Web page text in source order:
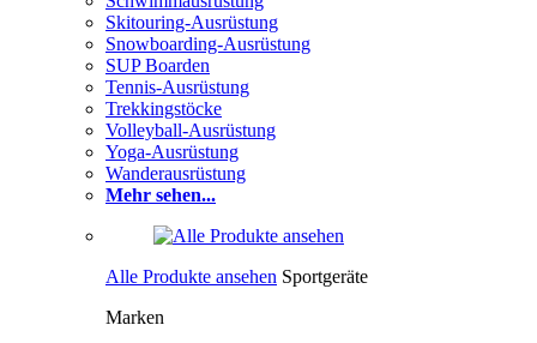
Skitouring-Ausrüstung
Snowboarding-Ausrüstung
SUP Boarden
Tennis-Ausrüstung
Trekkingstöcke
Volleyball-Ausrüstung
Yoga-Ausrüstung
Wanderausrüstung
Mehr sehen...
Alle Produkte ansehen Sportgeräte
Marken